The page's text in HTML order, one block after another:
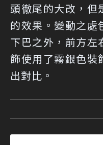
頭徹尾的大改，但
的效果。變動之處
下巴之外，前方左
飾使用了霧銀色裝
出對比。